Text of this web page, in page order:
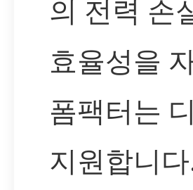
의 전력 손
효율성을
폼팩터는
지원합니